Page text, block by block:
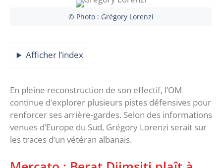
© Photo : Grégory Lorenzi
Afficher l’index
En pleine reconstruction de son effectif, l’OM
continue d’explorer plusieurs pistes défensives pour
renforcer ses arrière-gardes. Selon des informations
venues d’Europe du Sud, Grégory Lorenzi serait sur
les traces d’un vétéran albanais.